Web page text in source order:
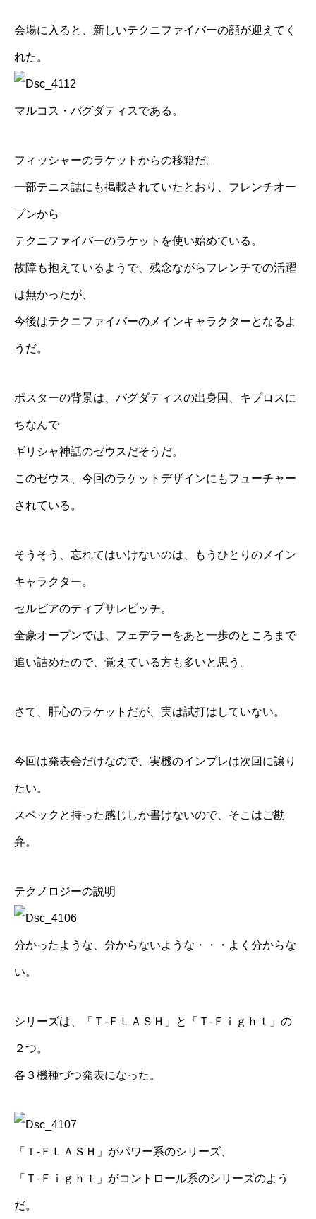
会場に入ると、新しいテクニファイバーの顔が迎えてく
れた。
マルコス・バグダティスである。
フィッシャーのラケットからの移籍だ。
一部テニス誌にも掲載されていたとおり、フレンチオー
プンから
テクニファイバーのラケットを使い始めている。
故障も抱えているようで、残念ながらフレンチでの活躍
は無かったが、
今後はテクニファイバーのメインキャラクターとなるよ
うだ。
ポスターの背景は、バグダティスの出身国、キプロスに
ちなんで
ギリシャ神話のゼウスだそうだ。
このゼウス、今回のラケットデザインにもフューチャー
されている。
そうそう、忘れてはいけないのは、もうひとりのメイン
キャラクター。
セルビアのティプサレビッチ。
全豪オープンでは、フェデラーをあと一歩のところまで
追い詰めたので、覚えている方も多いと思う。
さて、肝心のラケットだが、実は試打はしていない。
今回は発表会だけなので、実機のインプレは次回に譲り
たい。
スペックと持った感じしか書けないので、そこはご勘
弁。
テクノロジーの説明
分かったような、分からないような・・・よく分からな
い。
シリーズは、「Ｔ-ＦＬＡＳＨ」と「Ｔ-Ｆｉｇｈｔ」の
２つ。
各３機種づつ発表になった。
「Ｔ-ＦＬＡＳＨ」がパワー系のシリーズ、
「Ｔ-Ｆｉｇｈｔ」がコントロール系のシリーズのよう
だ。